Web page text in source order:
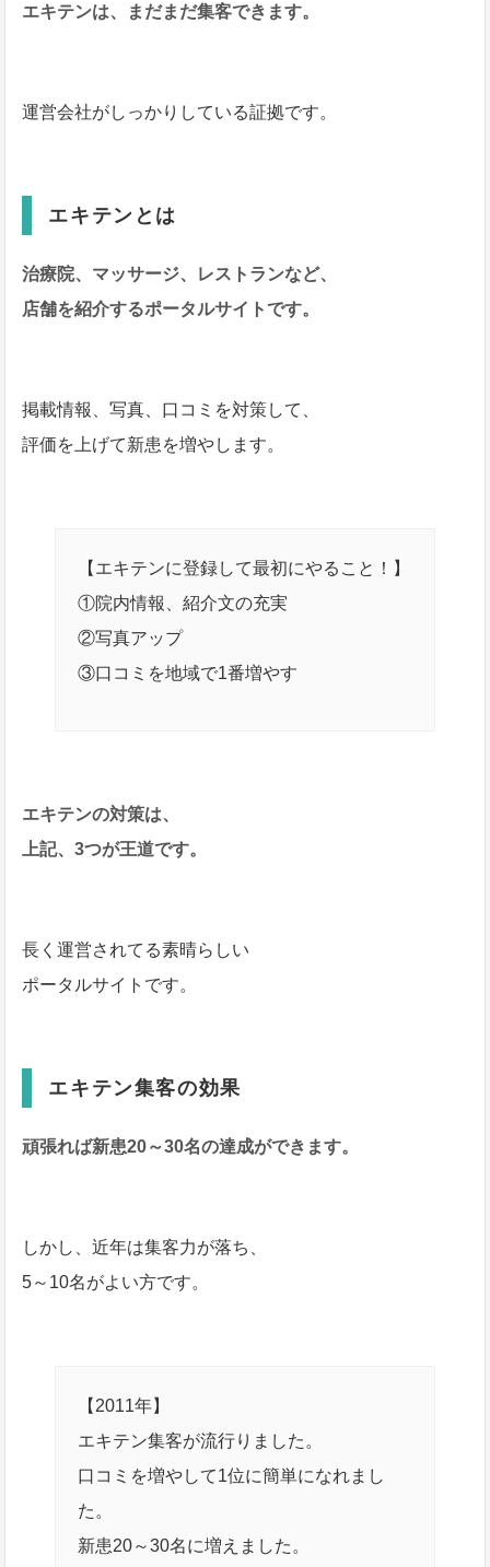
エキテンは、まだまだ集客できます。
運営会社がしっかりしている証拠です。
エキテンとは
治療院、マッサージ、レストランなど、
店舗を紹介するポータルサイトです。
掲載情報、写真、口コミを対策して、
評価を上げて新患を増やします。
【エキテンに登録して最初にやること！】
①院内情報、紹介文の充実
②写真アップ
③口コミを地域で1番増やす
エキテンの対策は、
上記、3つが王道です。
長く運営されてる素晴らしい
ポータルサイトです。
エキテン集客の効果
頑張れば新患20～30名の達成ができます。
しかし、近年は集客力が落ち、
5～10名がよい方です。
【2011年】
エキテン集客が流行りました。
口コミを増やして1位に簡単になれまし
た。
新患20～30名に増えました。